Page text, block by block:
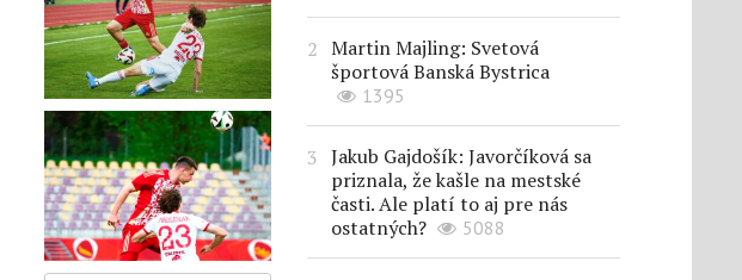
Martin Majling: Svetová
športová Banská Bystrica
1395
Jakub Gajdošík: Javorčíková sa
priznala, že kašle na mestské
časti. Ale platí to aj pre nás
ostatných?
5088